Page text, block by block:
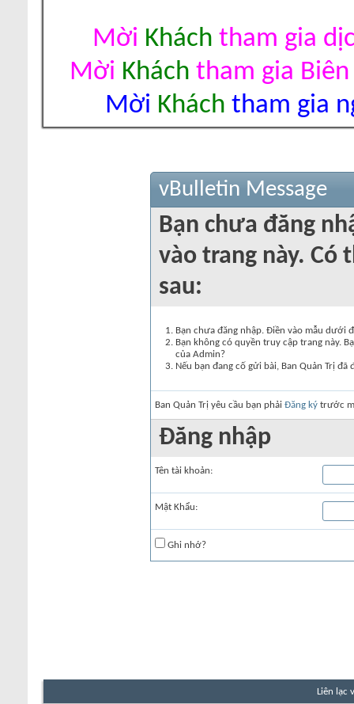
Mời Khách tham gia
Mời Khách tham gia
Mời Khách tham gia
vBulletin Message
Bạn chưa đăng
vào trang này. Có
sau:
Bạn chưa đăng nhập. Điền vào mẫu dưới
Bạn không có quyền truy cập trang này.
của Admin?
Nếu bạn đang cố gửi bài, Ban Quản Trị
Ban Quản Trị yêu cầu bạn phải Đăng ký trước
Đăng nhập
Tên tài khoản:
Mật Khẩu:
Ghi nhớ?
Liên lạc